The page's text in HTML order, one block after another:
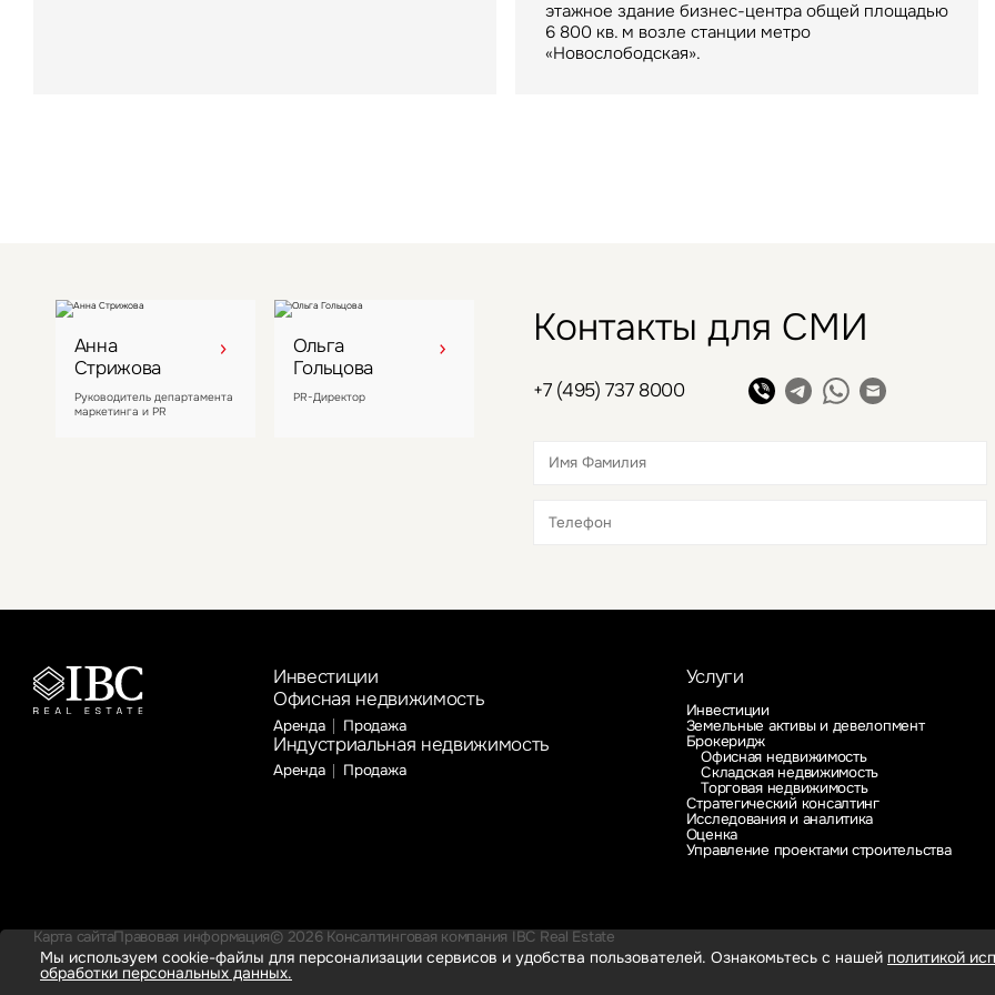
этажное здание бизнес-центра общей площадью
6 800 кв. м возле станции метро
«Новослободская».
арендатором склада в индустриальном парке
«РУСИЧ Холмогоры» на северо-востоке Москвы
м. был построен девелопером Capital Partners
в 2009 году
Анна
Стрижова
Руководитель департамента
маркетинга и PR
Ольга
Гольцова
PR-Директор
Контакты для СМИ
+7 (495) 737 8000
Инвестиции
Офисная недвижимость
Аренда Продажа
Индустриальная недвижимость
Аренда Продажа
Услуги
Инвестиции
Земельные активы и девелопмент
Брокеридж
Офисная недвижимость
Складская недвижимость
Торговая недвижимость
Стратегический консалтинг
Исследования и аналитика
Оценка
Управление проектами строительства
Карта сайтаПравовая информация© 2026 Консалтинговая компания IBC Real Estate
Мы используем cookie-файлы для персонализации сервисов и удобства пользователей. Ознакомьтесь с нашей политикой
обработки персональных данных.